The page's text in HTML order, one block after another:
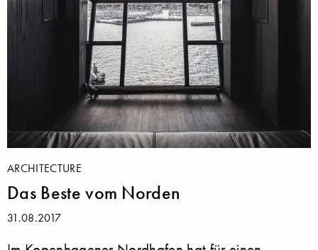
ARCHITECTURE
Das Beste vom Norden
31.08.2017